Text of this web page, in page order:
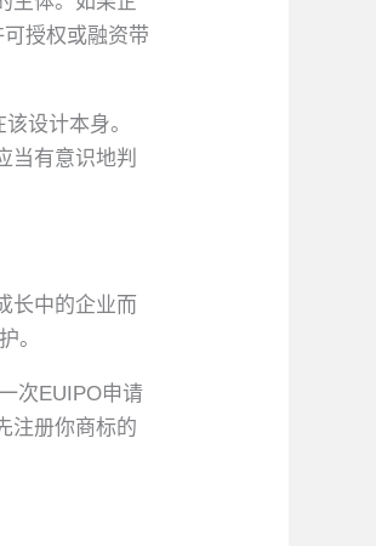
授权或融资带
设计本身。
当有意识地判
长中的企业而
。
次EUIPO申请
注册你商标的